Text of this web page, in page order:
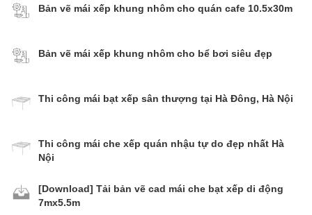
Bản vẽ mái xếp khung nhôm cho quán cafe 10.5x30m
Bản vẽ mái xếp khung nhôm cho bể bơi siêu đẹp
Thi công mái bạt xếp sân thượng tại Hà Đông, Hà Nội
Thi công mái che xếp quán nhậu tự do đẹp nhất Hà
Nội
[Download] Tải bản vẽ cad mái che bạt xếp di động
7mx5.5m